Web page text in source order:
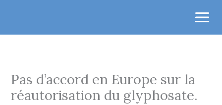
contenu
Pas d’accord en Europe sur la
réautorisation du glyphosate.